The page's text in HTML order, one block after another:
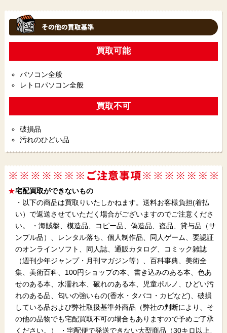
買取可能
パソコン全般
レトロパソコン全般
買取不可
破損品
汚れのひどい品
宅配買取ができないもの
・以下の商品は買取りいたしかねます。送料お客様負担(着払
い）で返送させていただく場合がございますのでご注意くださ
い。 ・海賊盤、模造品、コピー品、偽造品、盗品、貸与品（サ
ンプル品）、レンタル落ち、個人制作品、同人ゲーム、要認証
のオンラインソフト、同人誌、通販カタログ、コミック雑誌
（週刊少年ジャンプ・月刊マガジン等）、百科事典、美術全
集、美術百科、100円ショップの本、書き込みのある本、色あ
せのある本、水濡れ本、破れのある本、児童ポルノ、ひどい汚
れのある品、匂いの強いもの(香水・タバコ・カビなど)、破損
している品および弊社取扱基準外商品（弊社の判断により、そ
の他の品物でも宅配買取不可の場合もありますので予めご了承
ください。） ・宅配便で発送できない大型商品（30キロ以上、